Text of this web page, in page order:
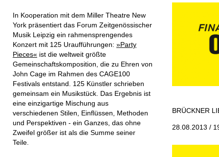
In Kooperation mit dem Miller Theatre New
York präsentiert das Forum Zeitgenössischer
Musik Leipzig ein rahmensprengendes
Konzert mit 125 Uraufführungen: »Party
Pieces« ist die weltweit größte
Gemeinschaftskomposition, die zu Ehren von
John Cage im Rahmen des CAGE100
Festivals entstand. 125 Künstler schrieben
gemeinsam ein Musikstück. Das Ergebnis ist
eine einzigartige Mischung aus
verschiedenen Stilen, Einflüssen, Methoden
und Perspektiven - ein Ganzes, das ohne
Zweifel größer ist als die Summe seiner
Teile.
BRÜCKNER
28.08.2013 /